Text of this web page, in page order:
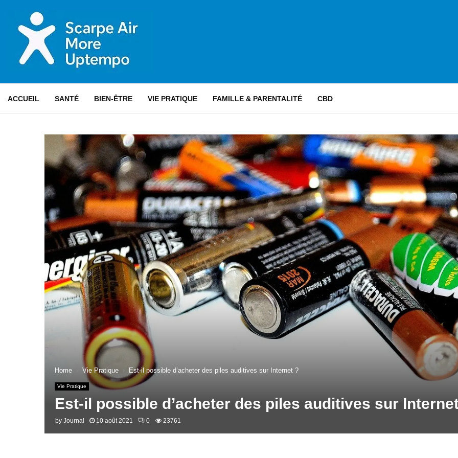
ACCUEIL SANTÉ BIEN-ÊTRE VIE PRATIQUE FAMILLE & PARENTALITÉ CBD
Home Vie Pratique Est-il possible d’acheter des piles auditives sur Internet ?
Vie Pratique
Est-il possible d’acheter des piles auditives sur
by Journal 10 août 2021 0 23761